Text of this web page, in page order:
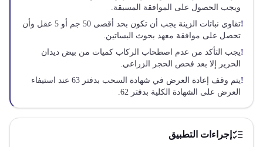
ويجب الحصول على الموافقة المسبقة.
!
تقاوي نباتات الزينة يجب أن تكون بحد أقصى 50 جم أو 5 عقل وأن
تحصل على موافقة معهد بحوث البساتين.
!يجب التأكد من عدم اصطحاب الركاب كميات من بيض ديدان
الحرير إلا بعد فحص الحجر الزراعي.
!
يتم وقف إعادة العرض في شهادة السحب بدفتر 63 عند استيفاء
العرض على الشهادة الكلية بدفتر 62.
إجراءات التطبيق